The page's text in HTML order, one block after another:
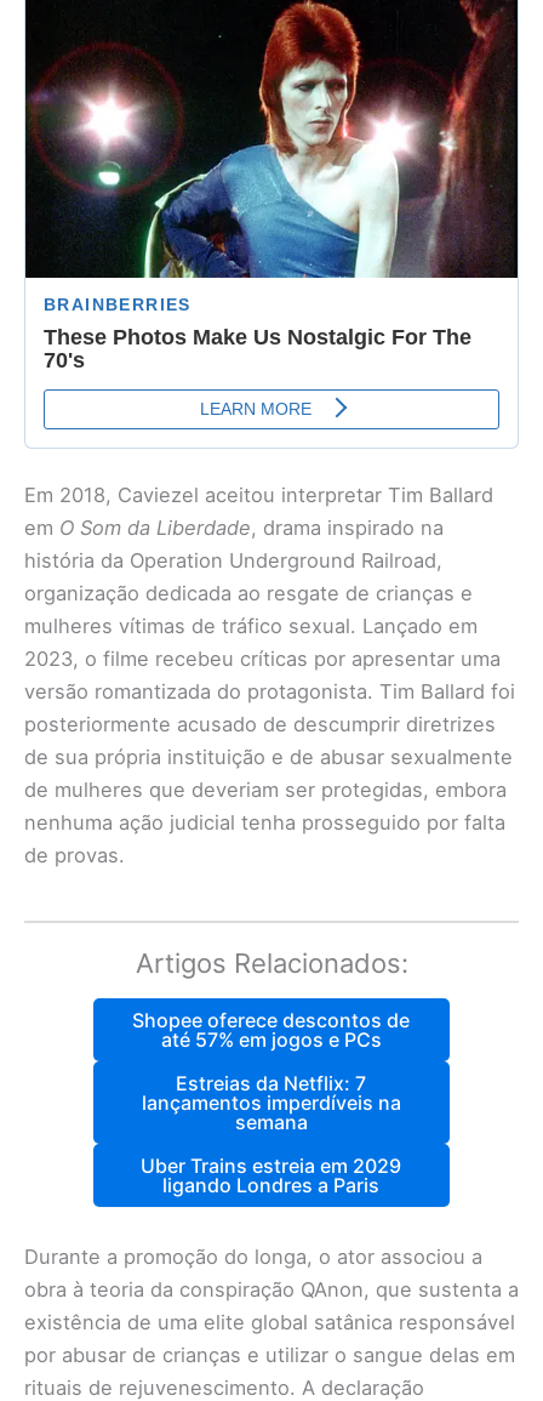
Em 2018, Caviezel aceitou interpretar Tim Ballard
em O Som da Liberdade, drama inspirado na
história da Operation Underground Railroad,
organização dedicada ao resgate de crianças e
mulheres vítimas de tráfico sexual. Lançado em
2023, o filme recebeu críticas por apresentar uma
versão romantizada do protagonista. Tim Ballard foi
posteriormente acusado de descumprir diretrizes
de sua própria instituição e de abusar sexualmente
de mulheres que deveriam ser protegidas, embora
nenhuma ação judicial tenha prosseguido por falta
de provas.
Artigos Relacionados:
Shopee oferece descontos de
até 57% em jogos e PCs
Estreias da Netflix: 7
lançamentos imperdíveis na
semana
Uber Trains estreia em 2029
ligando Londres a Paris
Durante a promoção do longa, o ator associou a
obra à teoria da conspiração QAnon, que sustenta a
existência de uma elite global satânica responsável
por abusar de crianças e utilizar o sangue delas em
rituais de rejuvenescimento. A declaração